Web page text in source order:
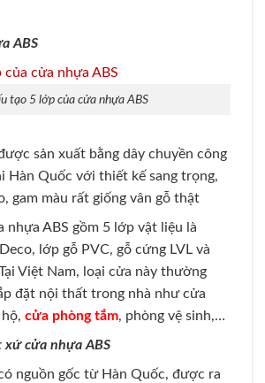
ABS
tạo 5 lớp của cửa nhựa ABS
sản xuất bằng dây chuyền công
Hàn Quốc với thiết kế sang trọng,
gam màu rất giống vân gỗ thật
nhựa ABS gồm 5 lớp vật liệu là
lớp gỗ PVC, gỗ cứng LVL và
Việt Nam, loại cửa này thường
đặt nội thất trong nhà như cửa
cửa phòng tắm, phòng vệ sinh,…
xứ cửa nhựa ABS
nguồn gốc từ Hàn Quốc, được ra